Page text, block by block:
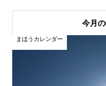
今月
まほうカレンダー